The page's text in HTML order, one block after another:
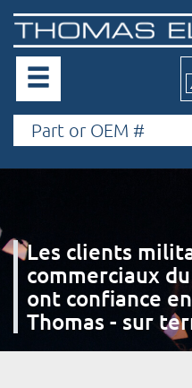
Les clients
commerciaux
ont confiance
Thomas - sur